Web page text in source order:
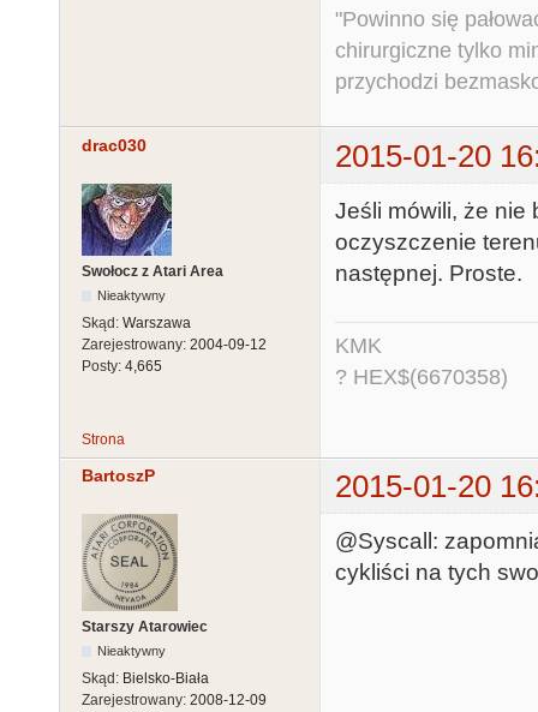
"Powinno się
chirurgiczne tylko
przychodzi
drac030 2015-01-20
Swołocz z Atari Area
Nieaktywny
Skąd: Warszawa
Zarejestrowany: 2004-09-12
Posty: 4,665
Jeśli mówili, że nie
oczyszczenie
następnej. Proste.
KMK
? HEX$(6670358)
Strona
BartoszP 2015-01-20
Starszy Atarowiec
Nieaktywny
Skąd: Bielsko-Biała
Zarejestrowany: 2008-12-09
@Syscall:
cykliści na tych